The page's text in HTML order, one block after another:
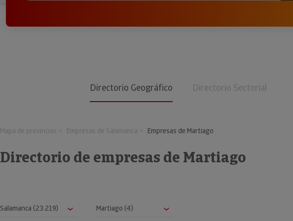
Directorio Geográfico Directorio Sectorial
Mapa de provincias Empresas de Salamanca Empresas de Martiago
Directorio de empresas de Martiago